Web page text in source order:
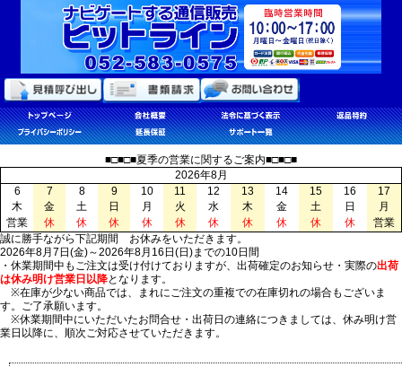
■□■□■夏季の営業に関するご案内■□■□■
2026年8月
6
7 8 9 10 11 12 13 14 15 16
17
木
金 土 日 月 火 水 木 金 土 日
月
営業
休 休 休 休 休 休 休 休 休 休
営業
誠に勝手ながら下記期間 お休みをいただきます。
2026年8月7日(金)～2026年8月16日(日)までの10日間
・休業期間中もご注文は受け付けておりますが、出荷確定のお知らせ・実際の出荷
は休み明け営業日以降となります。
※在庫が少ない商品では、まれにご注文の重複での在庫切れの場合もございま
す。ご了承願います。
※休業期間中にいただいたお問合せ・出荷日の連絡につきましては、休み明け営
業日以降に、順次ご対応させていただきます。